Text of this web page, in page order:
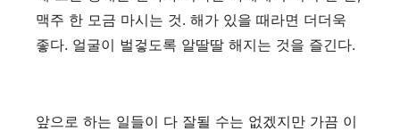
맥주 한 모금 마시는 것. 해가 있을 때라면 더더욱
좋다. 얼굴이 벌겋도록 알딸딸 해지는 것을 즐긴다.
앞으로 하는 일들이 다 잘될 수는 없겠지만 가끔 이